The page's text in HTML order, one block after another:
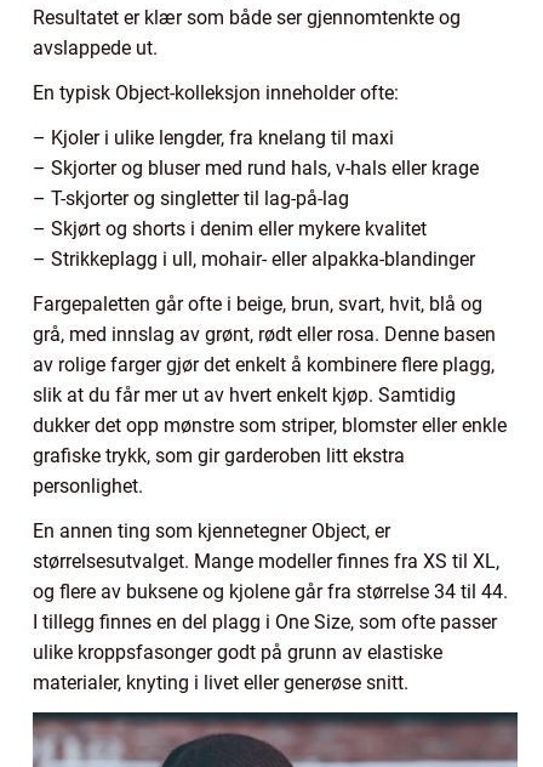
Resultatet er klær som både ser gjennomtenkte og
avslappede ut.
En typisk Object-kolleksjon inneholder ofte:
– Kjoler i ulike lengder, fra knelang til maxi
– Skjorter og bluser med rund hals, v-hals eller krage
– T-skjorter og singletter til lag-på-lag
– Skjørt og shorts i denim eller mykere kvalitet
– Strikkeplagg i ull, mohair- eller alpakka-blandinger
Fargepaletten går ofte i beige, brun, svart, hvit, blå og
grå, med innslag av grønt, rødt eller rosa. Denne basen
av rolige farger gjør det enkelt å kombinere flere plagg,
slik at du får mer ut av hvert enkelt kjøp. Samtidig
dukker det opp mønstre som striper, blomster eller enkle
grafiske trykk, som gir garderoben litt ekstra
personlighet.
En annen ting som kjennetegner Object, er
størrelsesutvalget. Mange modeller finnes fra XS til XL,
og flere av buksene og kjolene går fra størrelse 34 til 44.
I tillegg finnes en del plagg i One Size, som ofte passer
ulike kroppsfasonger godt på grunn av elastiske
materialer, knyting i livet eller generøse snitt.